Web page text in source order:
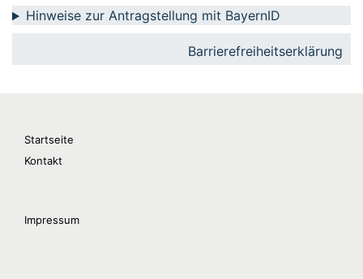
Hinweise zur Antragstellung mit BayernID
Barrierefreiheitserklärung
Startseite
Kontakt
Impressum